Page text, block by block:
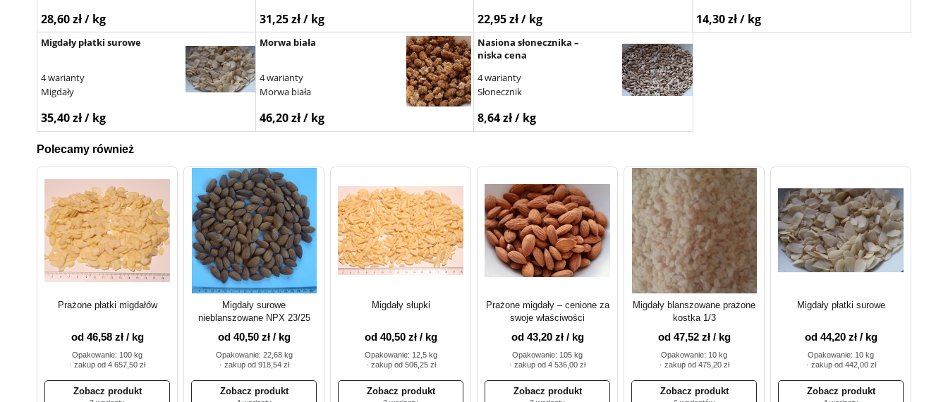
28,60 zł / kg 31,25 zł / kg 22,95 zł / kg 14,30 zł / kg
Migdały płatki surowe
4 warianty
Migdały
35,40 zł / kg
Morwa biała
4 warianty
Morwa biała
46,20 zł / kg
Nasiona słonecznika –
niska cena
4 warianty
Słonecznik
8,64 zł / kg
Polecamy również
Prażone płatki migdałów
od 46,58 zł / kg
Opakowanie: 100 kg
· zakup od 4 657,50 zł
Migdały surowe
nieblanszowane NPX 23/25
od 40,50 zł / kg
Opakowanie: 22,68 kg
· zakup od 918,54 zł
Migdały słupki
od 40,50 zł / kg
Opakowanie: 12,5 kg
· zakup od 506,25 zł
Prażone migdały – cenione za
swoje właściwości
od 43,20 zł / kg
Opakowanie: 105 kg
· zakup od 4 536,00 zł
Migdały blanszowane prażone
kostka 1/3
od 47,52 zł / kg
Opakowanie: 10 kg
· zakup od 475,20 zł
Migdały płatki surowe
od 44,20 zł / kg
Opakowanie: 10 kg
· zakup od 442,00 zł